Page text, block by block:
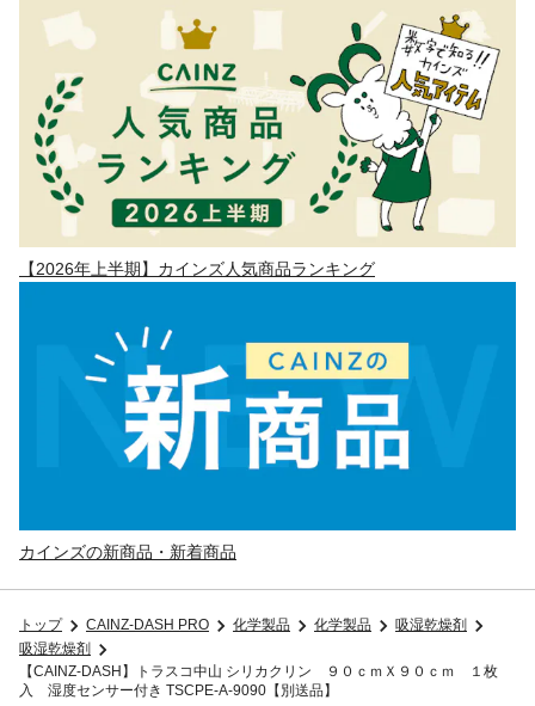
【2026年上半期】カインズ人気商品ランキング
カインズの新商品・新着商品
トップ CAINZ-DASH PRO 化学製品 化学製品
吸湿乾燥剤
吸湿乾燥剤
【CAINZ-DASH】トラスコ中山 シリカクリン ９０ｃｍＸ９０ｃｍ １枚
入 湿度センサー付き TSCPE-A-9090【別送品】